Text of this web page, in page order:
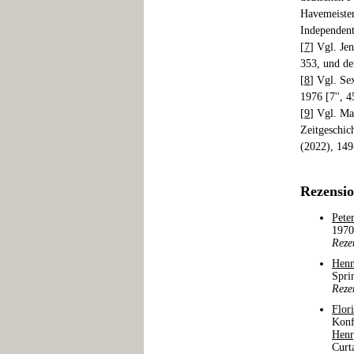
[7] Vgl.
353, und
[8] Vgl.
1976 [7'',
[9] Vgl.
(2022),